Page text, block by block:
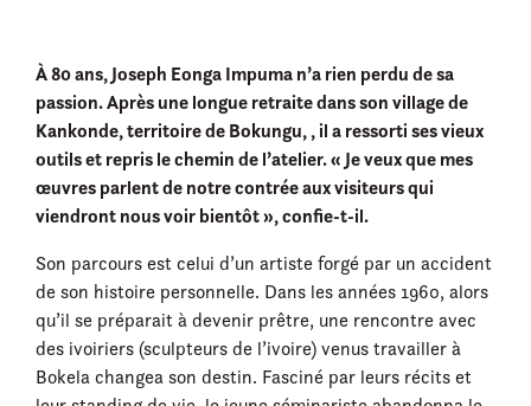
À 80 ans, Joseph Eonga Impuma n’a rien perdu de sa
passion. Après une longue retraite dans son village de
Kankonde, territoire de Bokungu, , il a ressorti ses vieux
outils et repris le chemin de l’atelier. « Je veux que mes
œuvres parlent de notre contrée aux visiteurs qui
viendront nous voir bientôt », confie-t-il.
Son parcours est celui d’un artiste forgé par un accident
de son histoire personnelle. Dans les années 1960, alors
qu’il se préparait à devenir prêtre, une rencontre avec
des ivoiriers (sculpteurs de l’ivoire) venus travailler à
Bokela changea son destin. Fasciné par leurs récits et